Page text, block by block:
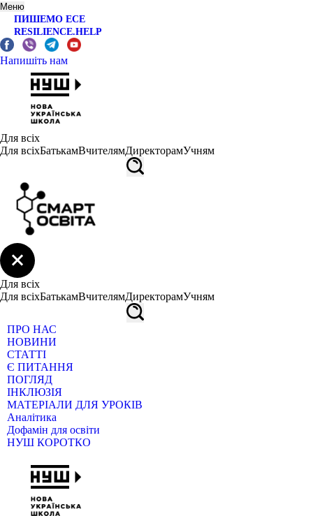
Меню
ПИШЕМО ЕСЕ
RESILIENCE.HELP
Напишіть нам
Для всіх
Для всіхБатькамВчителямДиректорамУчням
Для всіх
Для всіхБатькамВчителямДиректорамУчням
ПРО НАС
НОВИНИ
СТАТТІ
Є ПИТАННЯ
ПОГЛЯД
ІНКЛЮЗІЯ
МАТЕРІАЛИ ДЛЯ УРОКІВ
Аналітика
Дофамін для освіти
НУШ КОРОТКО